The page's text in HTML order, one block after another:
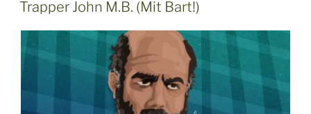
Trapper John M.B. (Mit Bart!)